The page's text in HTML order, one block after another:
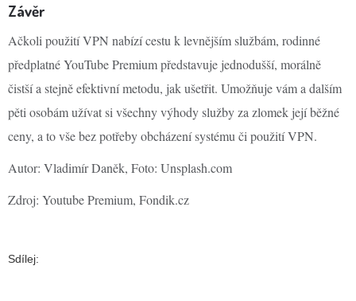
Závěr
Ačkoli použití VPN nabízí cestu k levnějším službám, rodinné
předplatné YouTube Premium představuje jednodušší, morálně
čistší a stejně efektivní metodu, jak ušetřit. Umožňuje vám a dalším
pěti osobám užívat si všechny výhody služby za zlomek její běžné
ceny, a to vše bez potřeby obcházení systému či použití VPN.
Autor: Vladimír Daněk, Foto: Unsplash.com
Zdroj: Youtube Premium, Fondik.cz
Sdílej: